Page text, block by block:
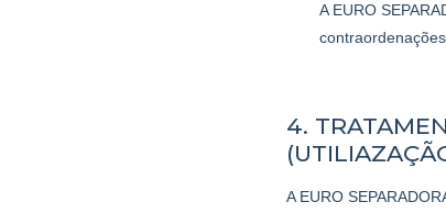
A EURO
contraordenações.
4.
A EURO